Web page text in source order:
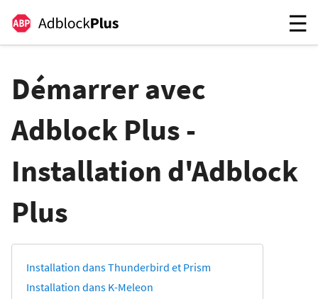
Démarrer avec
Adblock Plus -
Installation d'Adblock
Plus
Installation dans Thunderbird et Prism
Installation dans K-Meleon